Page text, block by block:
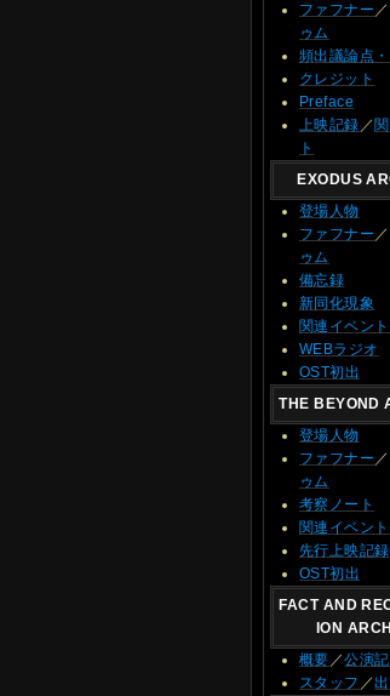
ファフナー ／
ゥム
頻出議論点
クレジット
Preface
上映記録 ／
ト
EXODUS
登場人物
ファフナー ／
ゥム
備忘録
新同化現象
関連イベント
WEBラジオ
OST初出
THE BEYOND
登場人物
ファフナー ／
ゥム
考察ノート
関連イベント
先行上映記録
OST初出
FACT AND
ION
概要 ／公演
スタッフ ／